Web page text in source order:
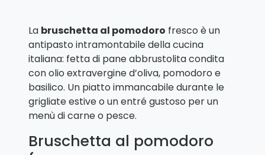
La bruschetta al pomodoro fresco è un
antipasto intramontabile della cucina
italiana: fetta di pane abbrustolita condita
con olio extravergine d’oliva, pomodoro e
basilico. Un piatto immancabile durante le
grigliate estive o un entré gustoso per un
menù di carne o pesce.
Bruschetta al pomodoro